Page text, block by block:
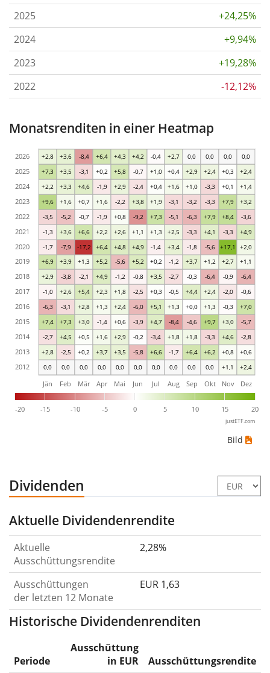
2025
+24,25%
2024
+9,94%
2023
+19,28%
2022
-12,12%
Monatsrenditen in einer Heatmap
0,0 0,0 0,0 0,0 0,0 0,0 0,0 0,0 0,0 0,0 +1,1 +2,4
+2,8 -2,5 +0,2 +3,7 +3,5 -5,8 +6,6 -1,7 +6,4 +6,2 +0,8 +0,6
-2,7 +4,5 +0,5 +1,6 +2,9 -0,2 -3,4 +1,8 +1,8 -3,3 +4,6 -2,8
+7,4 +7,3 +3,0 -1,4 +0,6 -3,9 +4,7 -8,4 -4,6 +9,7 +3,0 -5,7
-6,3 -3,1 +2,8 +1,3 +2,4 -6,0 +5,1 +1,3 +0,0 +1,3 -0,3 +7,0
-1,0 +2,6 +5,4 +2,3 +1,8 -2,5 +0,3 -0,5 +4,4 +2,4 -2,0 -0,6
+2,9 -3,8 -2,1 +4,9 -1,2 -0,8 +3,5 -2,7 -0,3 -6,4 -0,9 -6,4
+6,9 +3,9 +1,3 +5,2 -5,6 +5,2 +0,2 -1,2 +3,7 +1,2 +2,7 +1,1
-1,7 -7,9 -17,2 +6,4 +4,8 +4,9 -1,4 +3,4 -1,8 -5,6 +17,1 +2,0
-1,3 +3,6 +6,6 +2,2 +2,6 +1,1 +1,3 +2,5 -3,3 +4,1 -3,3 +4,9
-3,5 -5,2 -0,7 -1,9 +0,8 -9,2 +7,3 -5,1 -6,3 +7,9 +8,4 -3,6
+9,6 +1,6 +0,7 +1,6 -2,2 +3,8 +1,9 -3,1 -3,2 -3,3 +7,9 +3,2
+2,2 +3,3 +4,6 -1,9 +2,9 -2,4 +0,4 +1,6 +1,0 -3,3 +0,1 +1,4
+7,3 +3,5 -3,1 +0,2 +5,8 -0,7 +1,0 +0,4 +2,9 +2,4 +0,3 +2,4
+2,8 +3,6 -8,4 +6,4 +4,3 +4,2 -0,4 +2,7 0,0 0,0 0,0 0,0
-20 -15 -10 -5 0 5 10 15 20
Jän Feb Mär Apr Mai Jun Jul Aug Sep Okt Nov Dez
2012
2013
2014
2015
2016
2017
2018
2019
2020
2021
2022
2023
2024
2025
2026
justETF.com
Bild
Dividenden
Aktuelle Dividendenrendite
Aktuelle
Ausschüttungsrendite
2,28%
Ausschüttungen
der letzten 12 Monate
EUR 1,63
Historische Dividendenrenditen
Periode
Ausschüttung
in EUR
Ausschüttungsrendite